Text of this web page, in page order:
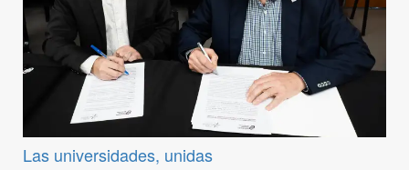
Las universidades, unidas